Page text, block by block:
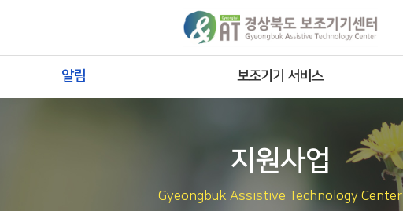
알림 보조기기 서비스
서비스 절차
보유 보조기기
지원사업
Gyeongbuk Assistive Technology Center